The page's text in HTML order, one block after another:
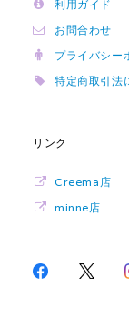
利用ガイド
お問合わせ
プライバシー
特定商取引法
リンク
Creema店
minne店